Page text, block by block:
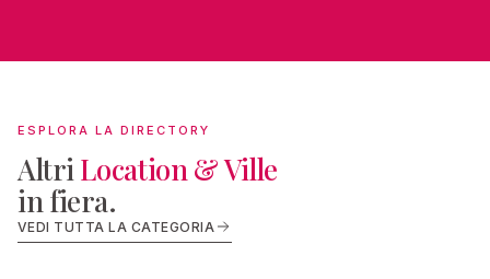
ESPLORA LA DIRECTORY
Altri Location & Ville
in fiera.
VEDI TUTTA LA CATEGORIA
LOCATION & VILLE
Cascina Castellana